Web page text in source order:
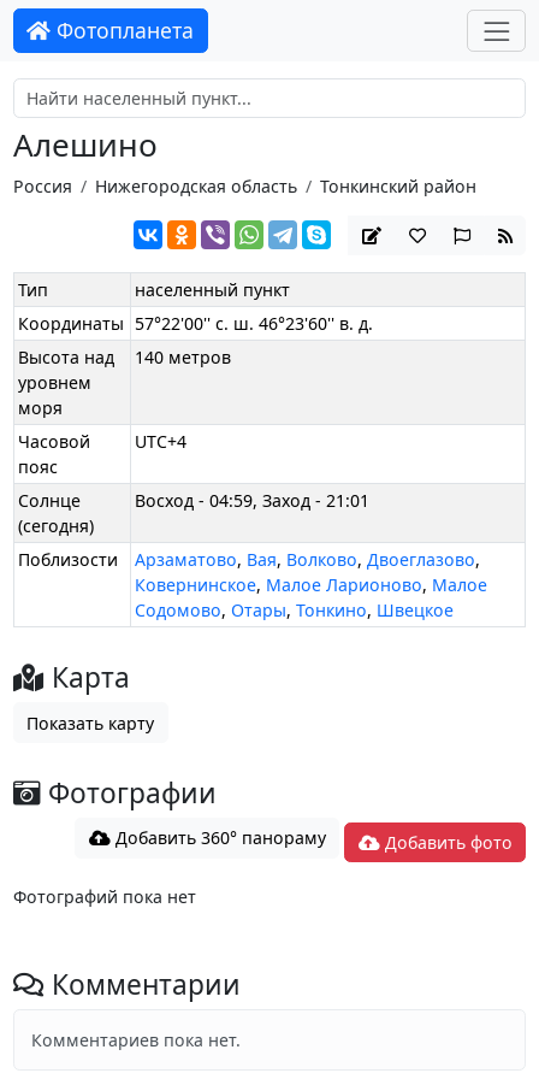
Фотопланета
Алешино
Россия Нижегородская область Тонкинский район
Тип
населенный пункт
Координаты 57°22'00'' с. ш. 46°23'60'' в. д.
Высота над
уровнем
моря
140 метров
Часовой
пояс
UTC+4
Солнце
(сегодня)
Восход - 04:59, Заход - 21:01
Поблизости Арзаматово, Вая, Волково,Двоеглазово,
Ковернинское, Малое Ларионово, Малое
Содомово,Отары,Тонкино, Швецкое
Карта
Показать карту
Фотографии
Добавить 360° панораму Добавить фото
Фотографий пока нет
Комментарии
Комментариев пока нет.